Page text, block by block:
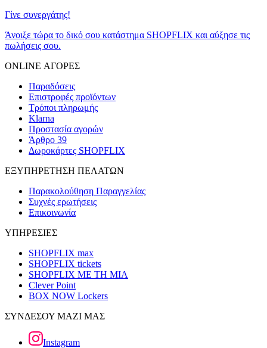
Γίνε συνεργάτης!
Άνοιξε τώρα το δικό σου κατάστημα SHOPFLIX και αύξησε τις
πωλήσεις σου.
ONLINE ΑΓΟΡΕΣ
Παραδόσεις
Επιστροφές προϊόντων
Τρόποι πληρωμής
Klarna
Προστασία αγορών
Άρθρο 39
Δωροκάρτες SHOPFLIX
ΕΞΥΠΗΡΕΤΗΣΗ ΠΕΛΑΤΩΝ
Παρακολούθηση Παραγγελίας
Συχνές ερωτήσεις
Επικοινωνία
ΥΠΗΡΕΣΙΕΣ
SHOPFLIX max
SHOPFLIX tickets
SHOPFLIX ΜΕ ΤΗ ΜΙΑ
Clever Point
BOX NOW Lockers
ΣΥΝΔΕΣΟΥ ΜΑΖΙ ΜΑΣ
Instagram